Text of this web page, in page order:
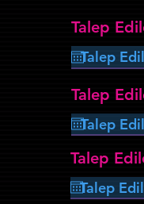
Talep
Talep
Talep